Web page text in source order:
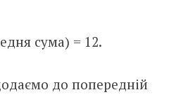
сума) = 12.
до попередній